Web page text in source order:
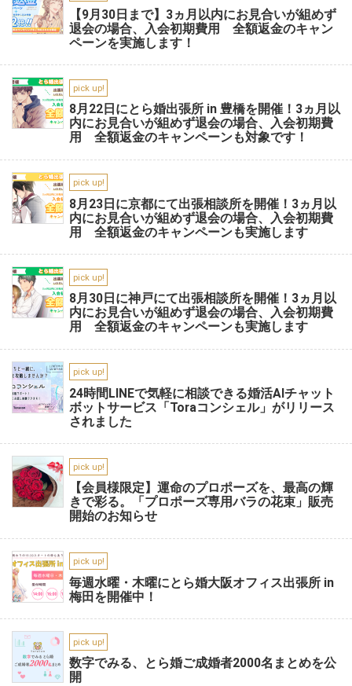
【9月30日まで】3ヵ月以内にお見合いが組めず
退会の場合、入会初期費用 全額返金のキャン
ペーンを実施します！
pick up!
8月22日にとら婚出張所 in 豊橋を開催！3ヵ月以
内にお見合いが組めず退会の場合、入会初期費
用 全額返金のキャンペーンも対象です！
pick up!
8月23日に京都にて出張相談所を開催！3ヵ月以
内にお見合いが組めず退会の場合、入会初期費
用 全額返金のキャンペーンも実施します
pick up!
8月30日に神戸にて出張相談所を開催！3ヵ月以
内にお見合いが組めず退会の場合、入会初期費
用 全額返金のキャンペーンも実施します
pick up!
24時間LINEで気軽に相談できる婚活AIチャット
ボットサービス「Toraコンシェル」がリリース
されました
pick up!
【会員様限定】運命のプロポーズを、最高の輝
きで彩る。「プロポーズ専用バラの花束」販売
開始のお知らせ
pick up!
毎週水曜・木曜にとら婚大阪オフィス出張所 in
梅田を開催中！
pick up!
数字でみる、とら婚ご成婚者2000名まとめを公
開